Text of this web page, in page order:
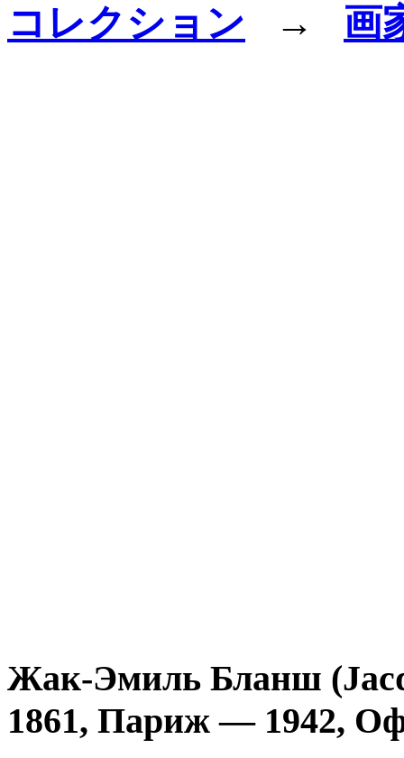
コレクション → 画
Жак-Эмиль Бланш
1861, Париж — 1942,